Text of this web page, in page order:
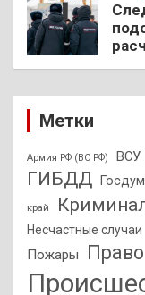
Метки
Армия РФ (ВС РФ) ВСУ
ГИБДД
край
Несчастные случаи
Пожары Право